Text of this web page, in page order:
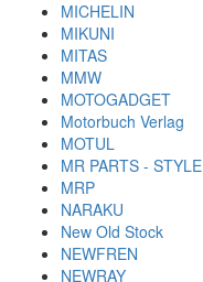
MICHELIN
MIKUNI
MITAS
MMW
MOTOGADGET
Motorbuch Verlag
MOTUL
MR PARTS - STYLE
MRP
NARAKU
New Old Stock
NEWFREN
NEWRAY